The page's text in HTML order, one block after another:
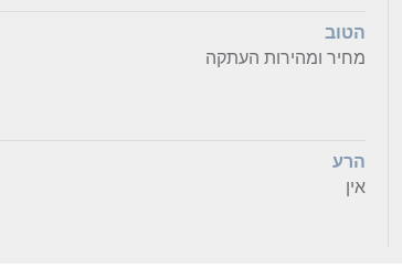
הטוב
מחיר ומהירות העתקה
הרע
אין